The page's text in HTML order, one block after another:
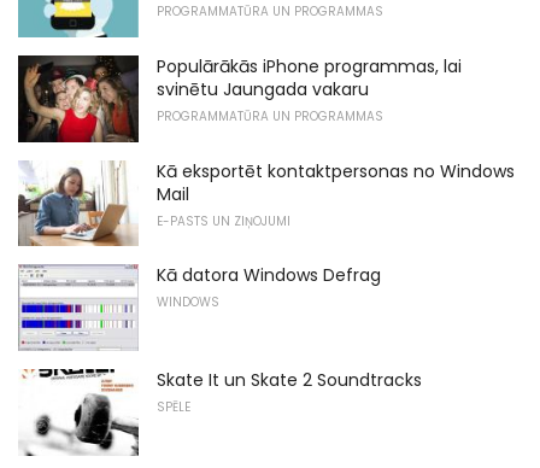
PROGRAMMATŪRA UN PROGRAMMAS
Populārākās iPhone programmas, lai
svinētu Jaungada vakaru
PROGRAMMATŪRA UN PROGRAMMAS
Kā eksportēt kontaktpersonas no Windows
Mail
E-PASTS UN ZIŅOJUMI
Kā datora Windows Defrag
WINDOWS
Skate It un Skate 2 Soundtracks
SPĒLE